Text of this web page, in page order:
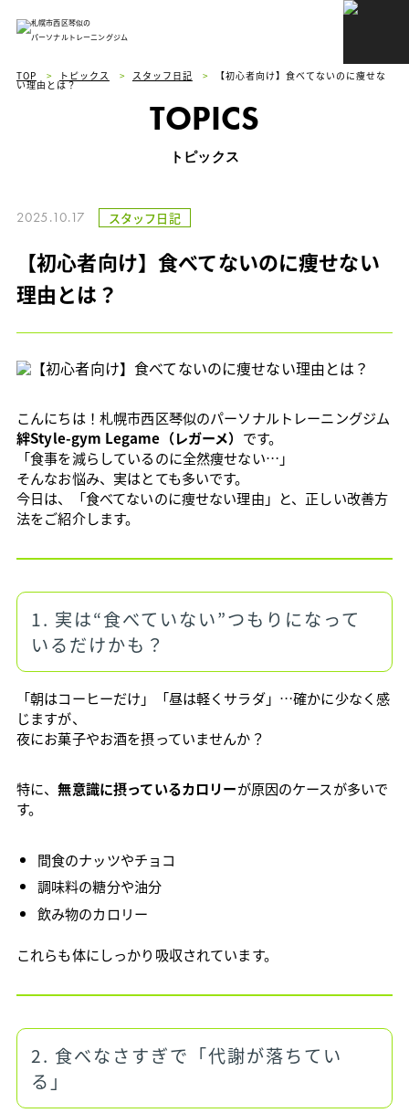
札幌市西区琴似の
パーソナルトレーニングジム
TOP > トピックス > スタッフ日記 > 【初心者向け】食べてないのに痩せな
い理由とは？
TOPICS
トピックス
2025.10.17 スタッフ日記
【初心者向け】食べてないのに痩せない
理由とは？
こんにちは！札幌市西区琴似のパーソナルトレーニングジム
絆Style-gym Legame（レガーメ） です。
「食事を減らしているのに全然痩せない…」
そんなお悩み、実はとても多いです。
今日は、「食べてないのに痩せない理由」と、正しい改善方
法をご紹介します。
1. 実は“食べていない”つもりになって
いるだけかも？
「朝はコーヒーだけ」「昼は軽くサラダ」…確かに少なく感
じますが、
夜にお菓子やお酒を摂っていませんか？
特に、無意識に摂っているカロリーが原因のケースが多いで
す。
間食のナッツやチョコ
調味料の糖分や油分
飲み物のカロリー
これらも体にしっかり吸収されています。
2. 食べなさすぎで「代謝が落ちてい
る」